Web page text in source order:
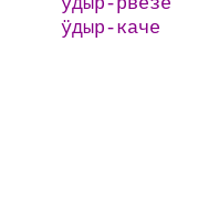
ӱдыр-каче